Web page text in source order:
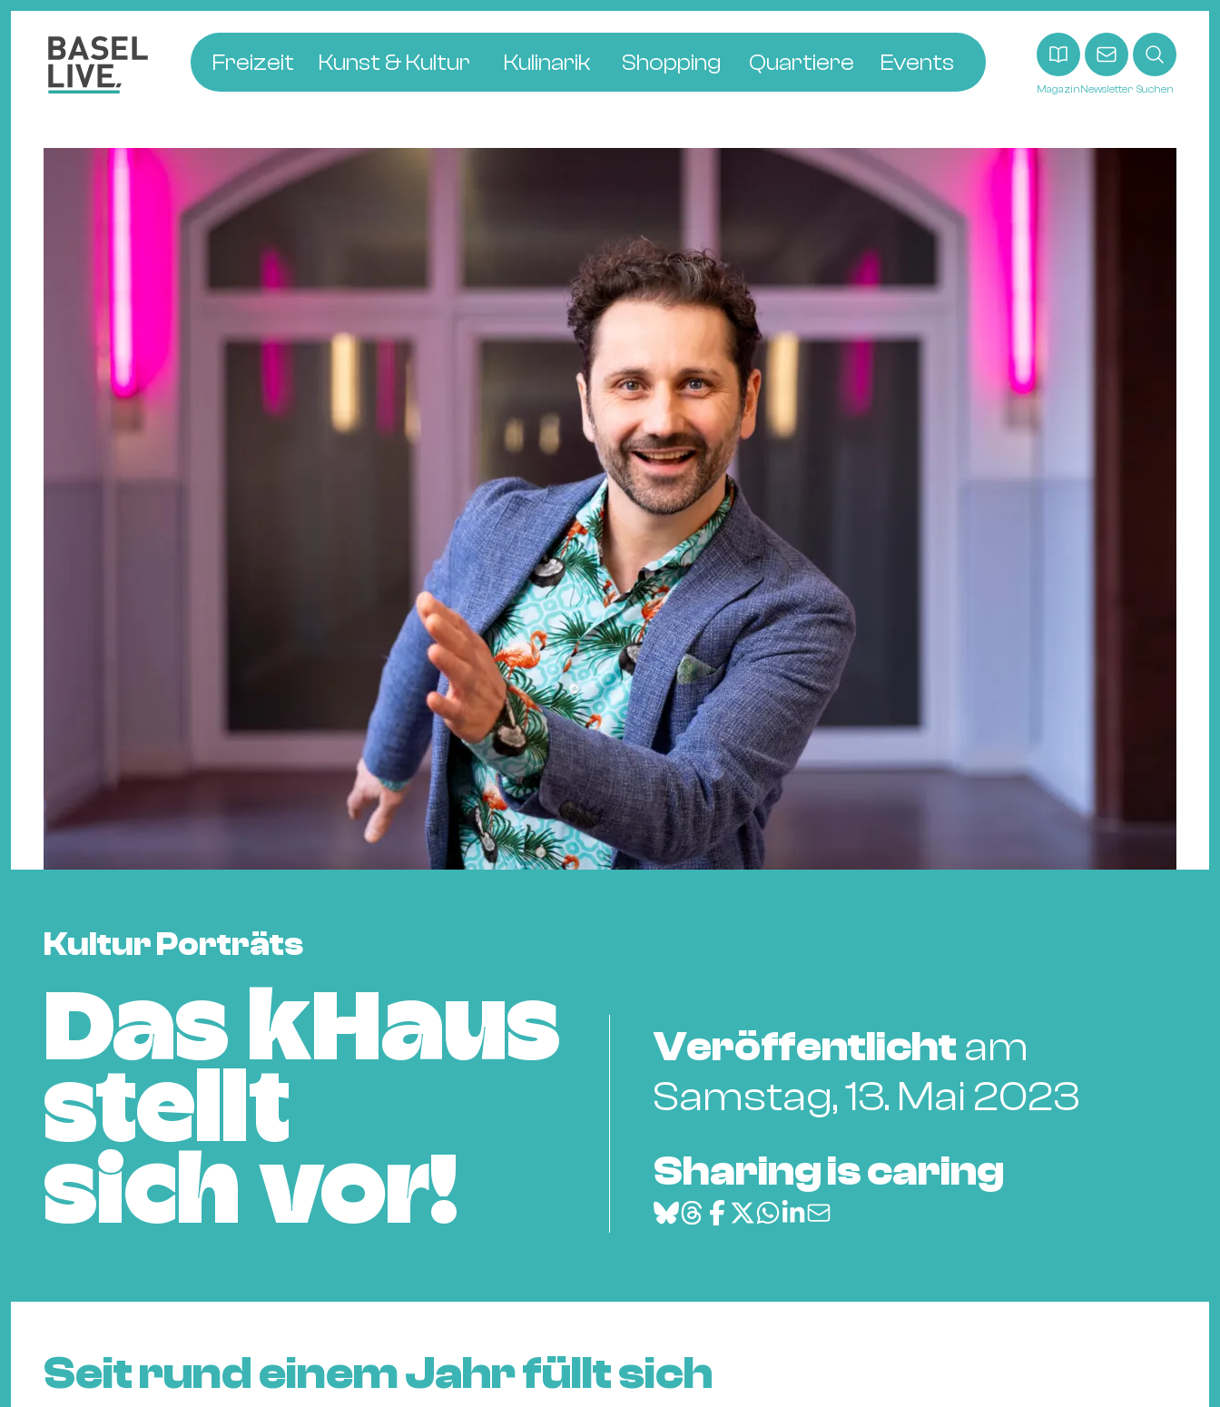
MagazinNewsletter Suchen
Freizeit
Club & Party
Familie & Kinder
Hotels
Kunst & Kultur
Theater
Kulinarik
Bäckereien & Konditoreien
Shopping
Concept Stores
Schmuck & Uhren
Blumen & Pflanzen
Quartiere
Bachletten
Gundeldingen
St. Johann
Wettstein
Events
Kultur Porträts
Das kHaus
stellt
sich vor!
Veröffentlicht am
Samstag, 13. Mai 2023
Sharing is caring
Seit rund einem Jahr füllt sich